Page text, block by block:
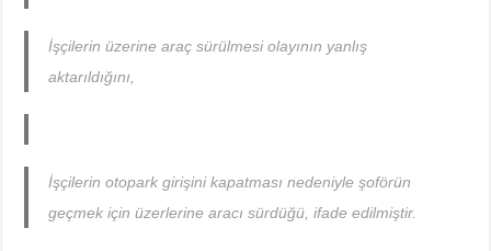
İşçilerin üzerine araç sürülmesi olayının yanlış
aktarıldığını,
İşçilerin otopark girişini kapatması nedeniyle şoförün
geçmek için üzerlerine aracı sürdüğü, ifade edilmiştir.